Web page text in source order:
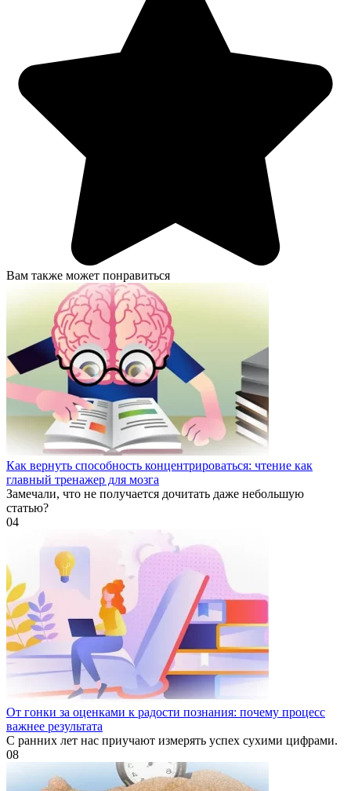
Вам также может понравиться
Как вернуть способность концентрироваться: чтение как
главный тренажер для мозга
Замечали, что не получается дочитать даже небольшую
статью?
04
От гонки за оценками к радости познания: почему процесс
важнее результата
С ранних лет нас приучают измерять успех сухими цифрами.
08